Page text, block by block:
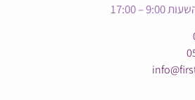
– 17:00